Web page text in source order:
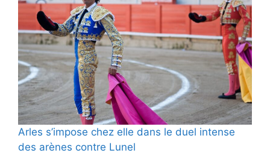
Arles s’impose chez elle dans le duel intense
des arènes contre Lunel